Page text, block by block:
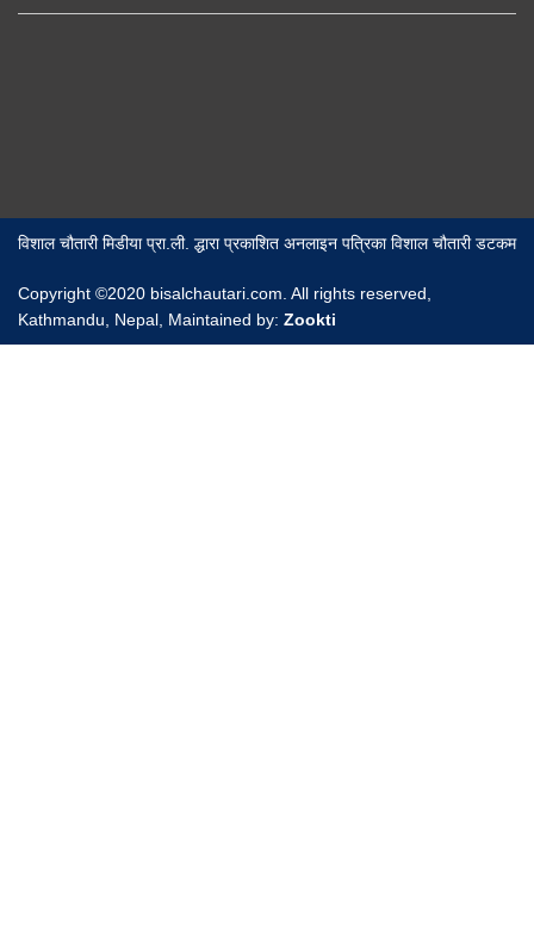
विशाल चौतारी मिडीया प्रा.ली. द्धारा प्रकाशित अनलाइन पत्रिका विशाल चौतारी डटकम
Copyright ©2020 bisalchautari.com. All rights reserved,
Kathmandu, Nepal, Maintained by: Zookti